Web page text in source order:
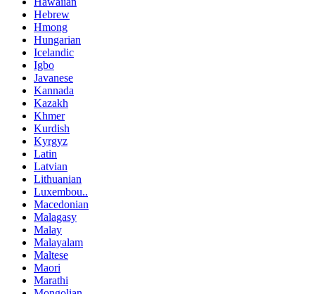
Hebrew
Hmong
Hungarian
Icelandic
Igbo
Javanese
Kannada
Kazakh
Khmer
Kurdish
Kyrgyz
Latin
Latvian
Lithuanian
Luxembou..
Macedonian
Malagasy
Malay
Malayalam
Maltese
Maori
Marathi